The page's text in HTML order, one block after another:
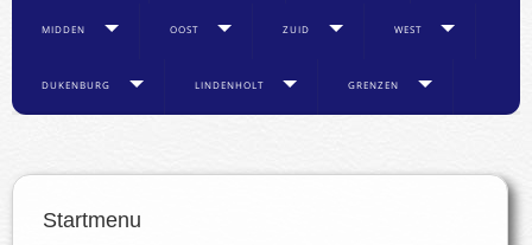
MIDDEN OOST ZUID WEST
DUKENBURG LINDENHOLT GRENZEN
Startmenu